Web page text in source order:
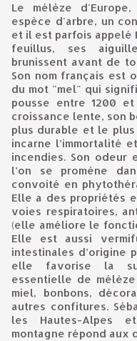
Le mélèze d'Europe, ou mélèze commun est une
espèce d'arbre, un
et il est parfois appelé
feuillus, ses
brunissent avant de
Son nom français est
du mot "mel" qui
pousse entre 1200
croissance lente, son
plus durable et le
incarne l’immortalité
incendies. Son odeur
l’on se promène
convoité en
Elle a des propriétés
voies respiratoires,
(elle améliore le
Elle est aussi
intestinales d’origine
elle favorise la
essentielle de
miel, bonbons,
autres confitures.
les Hautes-Alpes
montagne répond aux